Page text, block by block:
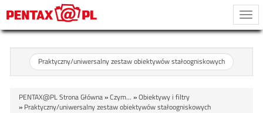
Praktyczny/uniwersalny zestaw obiektywów stałoogniskowych
PENTAX@PL Strona Główna»Czym... »Obiektywy i filtry
» Praktyczny/uniwersalny zestaw obiektywów stałoogniskowych